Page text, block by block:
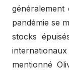
généralement
pandémie se
stocks
mentionné